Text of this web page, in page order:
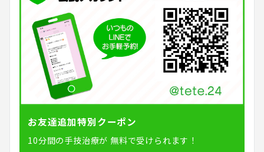
お友達追加特別クーポン
10分間の手技治療が 無料で受けられます！